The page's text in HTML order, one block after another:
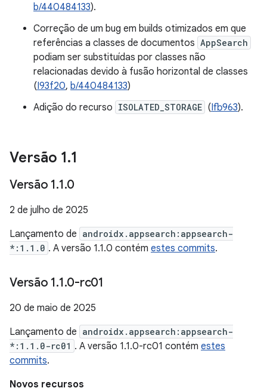
b/440484133).
Correção de um bug em builds otimizados em que
referências a classes de documentos AppSearch
podiam ser substituídas por classes não
relacionadas devido à fusão horizontal de classes
(I93f20, b/440484133)
Adição do recurso ISOLATED_STORAGE (Ifb963).
Versão 1.1
Versão 1.1.0
2 de julho de 2025
Lançamento de androidx.appsearch:appsearch-
*:1.1.0 . A versão 1.1.0 contém estes commits.
Versão 1.1.0-rc01
20 de maio de 2025
Lançamento de androidx.appsearch:appsearch-
*:1.1.0-rc01 . A versão 1.1.0-rc01 contém estes
commits.
Novos recursos